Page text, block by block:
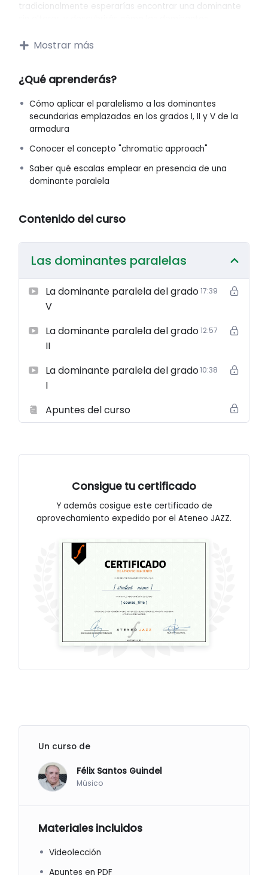
tradicionalmente esperarías encontrar una dominante
compleja. Exploraremos las diferentes alteraciones y
músicos de nivel intermedio y avanzado que buscan
improvisación a un nivel superior, añadiendo un nuevo
nivel de sofisticación y expresividad a su música.
Profundizaremos en cómo estas sustituciones
enriquecen las progresiones y abren nuevas vías para la
creatividad melódica.
¡Inscríbete hoy y transforma tu forma de entender y
Mostrar más
¿Qué aprenderás?
Cómo aplicar el paralelismo a las dominantes
secundarias emplazadas en los grados I, II y V de la
armadura
Conocer el concepto "chromatic approach"
Saber qué escalas emplear en presencia de una
dominante paralela
Contenido del curso
Las dominantes paralelas
La dominante paralela del grado
V
17:39
La dominante paralela del grado
II
12:57
La dominante paralela del grado
I
10:38
Apuntes del curso
Consigue tu certificado
Y además cosigue este certificado de
aprovechamiento expedido por el Ateneo JAZZ.
Un curso de
Félix Santos Guindel
Músico
Materiales incluidos
Videolección
Apuntes en PDF